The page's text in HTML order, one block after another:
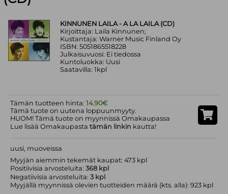
KINNUNEN LAILA - A LA LAILA (CD)
Kirjoittaja: Laila Kinnunen;
Kustantaja: Warner Music Finland Oy
ISBN: 5051865518228
Julkaisuvuosi: Ei tiedossa
Kuntoluokka: Uusi
Saatavilla: 1kpl
Tämän tuotteen hinta:14.90€
Tämä tuote on uutena loppuunmyyty.
HUOM! Tämä tuote on myynnissä Omakaupassa
Lue lisää Omakaupastatämän linkin kautta!
uusi, muoveissa
Myyjän aiemmin tekemät kaupat: 473 kpl
Positiivisia arvosteluita:368 kpl
Negatiivisia arvosteluita:3 kpl
Myyjällä myynnissä olevien tuotteiden määrä (kts. alla): 923 kpl